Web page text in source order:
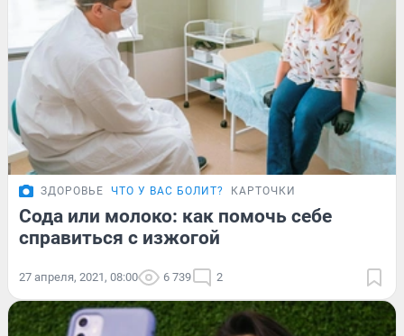
ЗДОРОВЬЕ ЧТО У ВАС БОЛИТ? КАРТОЧКИ
Сода или молоко: как помочь себе
справиться с изжогой
27 апреля, 2021, 08:00 6 739 2